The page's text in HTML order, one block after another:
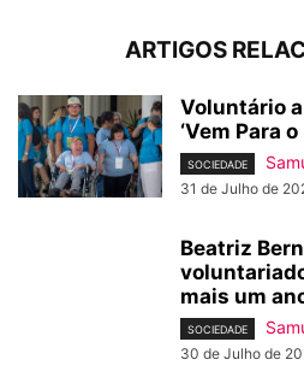
ARTIGOS
Voluntário
‘Vem Para
SOCIEDADE
31 de Julho de
Beatriz
mais um
SOCIEDADE
30 de Julho de